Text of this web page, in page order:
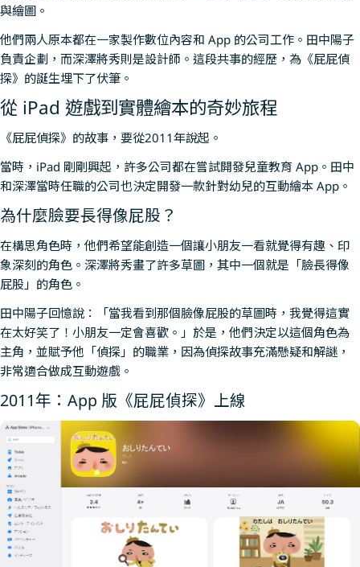
與繪圖。
他們兩人原本都在一家製作數位內容和 App 的公司工作。田中陽子
負責企劃，而深澤將秀則是設計師。這段共事的經歷，為《屁屁偵
探》的誕生埋下了伏筆。
從 iPad 遊戲到實體繪本的奇妙旅程
《屁屁偵探》的故事，要從2011年說起。
當時，iPad 剛剛興起，許多公司都在嘗試開發兒童教育 App。田中
和深澤當時任職的公司也決定開發一款針對幼兒的互動繪本 App。
為什麼臉要長得像屁股？
在構思角色時，他們希望能創造一個讓小朋友一看就覺得有趣、印
象深刻的角色。深澤將秀畫了許多草圖，其中一個就是「臉長得像
屁股」的角色。
田中陽子回憶說：「當我看到那個臉像屁股的草圖時，我覺得這實
在太好笑了！小朋友一定會喜歡。」於是，他們決定以這個角色為
主角，並賦予他「偵探」的職業，因為偵探故事充滿懸疑和解謎，
非常適合做成互動遊戲。
2011年：App 版《屁屁偵探》上線